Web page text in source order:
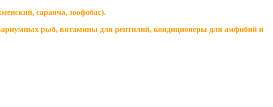
саранча, зоофобас).
рыб, витамины для рептилий, кондиционеры для амфибий и